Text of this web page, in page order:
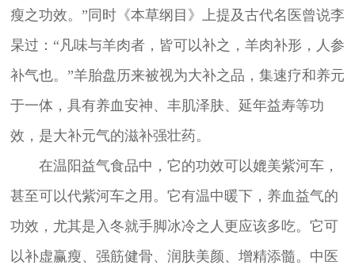
瘦之功效。”同时《本草纲目》上提及古代名医曾说李
杲过：“凡味与羊肉者，皆可以补之，羊肉补形，人参
补气也。”羊胎盘历来被视为大补之品，集速疗和养元
于一体，具有养血安神、丰肌泽肤、延年益寿等功
效，是大补元气的滋补强壮药。
在温阳益气食品中，它的功效可以媲美紫河车，
甚至可以代紫河车之用。它有温中暖下，养血益气的
功效，尤其是入冬就手脚冰冷之人更应该多吃。它可
以补虚赢瘦、强筋健骨、润肤美颜、增精添髓。中医